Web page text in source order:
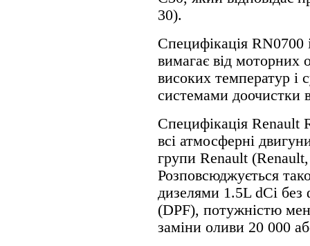
30).
Специфікація
вимагає від моторних
високих температур і
системами доочистки
Специфікація Renault
всі атмосферні
групи Renault
Розповсюджується
дизелями 1.5L dCi без
(DPF), потужністю
заміни оливи 20 000